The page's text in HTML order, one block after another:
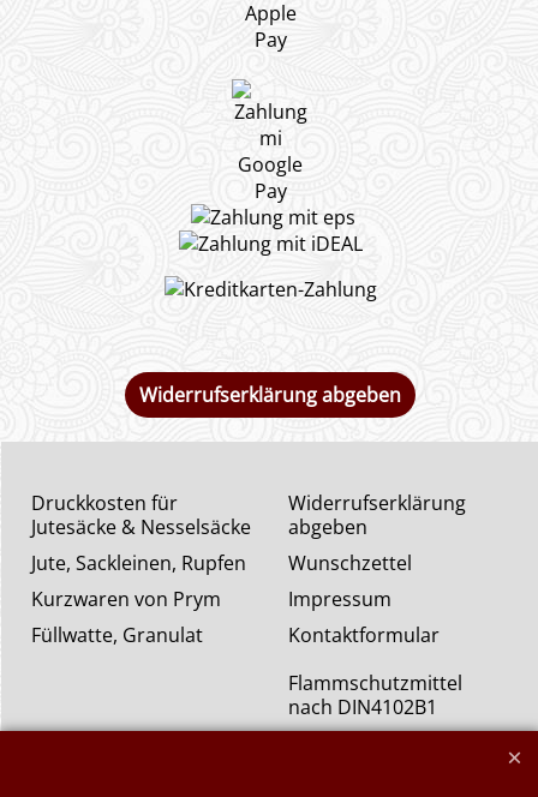
Widerrufserklärung abgeben
Widerrufserklärung
abgeben
Wunschzettel
Impressum
Kontaktformular
Druckkosten für
Jutesäcke & Nesselsäcke
Jute, Sackleinen, Rupfen
Kurzwaren von Prym
Füllwatte, Granulat
Flammschutzmittel
nach DIN4102B1